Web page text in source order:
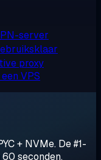
server
proxy
VPS
+ NVMe. De #1-
seconden.